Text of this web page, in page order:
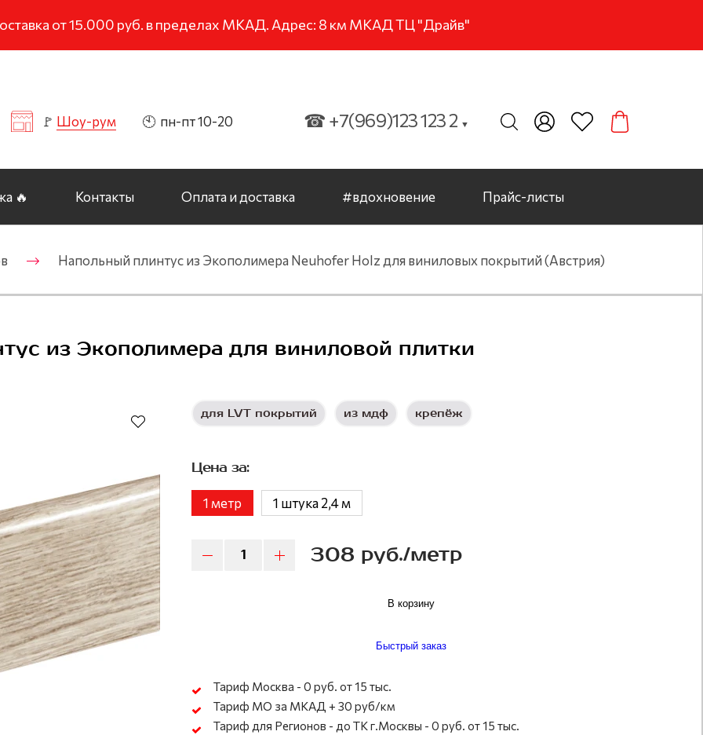
от 15.000 руб. в пределах МКАД. Адрес: 8 км МКАД ТЦ "Драйв"
🚩 Шоу-рум 🕙 пн-пт 10-20 ☎ +7(969)123 123 2 ▼
🔥 Контакты Оплата и доставка #вдохновение Прайс-листы
Напольный плинтус из Экополимера Neuhofer Holz для виниловых покрытий (Австрия)
из Экополимера для виниловой плитки
для LVT покрытий из мдф крепёж
Цена за:
1 метр 1 штука 2,4 м
308 руб./метр
В корзину
Быстрый заказ
Тариф Москва - 0 руб. от 15 тыс.
Тариф МО за МКАД + 30 руб/км
Тариф для Регионов - до ТК г.Москвы - 0 руб. от 15 тыс.